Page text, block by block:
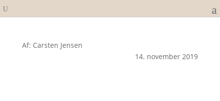
Af: Carsten Jensen
14. november 2019